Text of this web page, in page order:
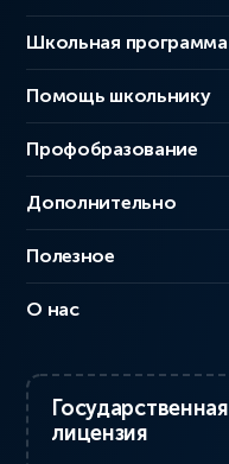
Школьная программа
Помощь школьнику
Профобразование
Дополнительно
Полезное
О нас
Государственная
лицензия